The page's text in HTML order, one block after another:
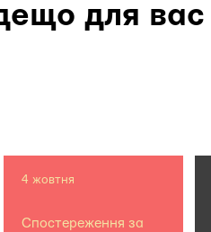
для вас
4 жовтня
Спостереження за